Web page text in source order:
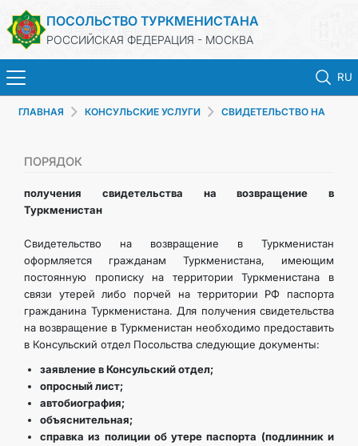
ПОСОЛЬСТВО ТУРКМЕНИСТАНА
РОССИЙСКАЯ ФЕДЕРАЦИЯ - МОСКВА
RU
ГЛАВНАЯ
КОНСУЛЬСКИЕ УСЛУГИ
ВИЗА
КОНТАКТНЫЕ ДАННЫЕ
ГЛАВНАЯ КОНСУЛЬСКИЕ УСЛУГИ CВИДЕТЕЛЬСТВО НА
ПОРЯДОК
получения свидетельства на возвращение в
Туркменистан
Свидетельство на возвращение в Туркменистан
оформляется гражданам Туркменистана, имеющим
постоянную прописку на территории Туркменистана в
связи утерей либо порчей на территории РФ паспорта
гражданина Туркменистана. Для получения свидетельства
на возвращение в Туркменистан необходимо предоставить
в Консульский отдел Посольства следующие документы:
заявление в Консульский отдел;
опросный лист;
автобиография;
объяснительная;
справка из полиции об утере паспорта (подлинник и